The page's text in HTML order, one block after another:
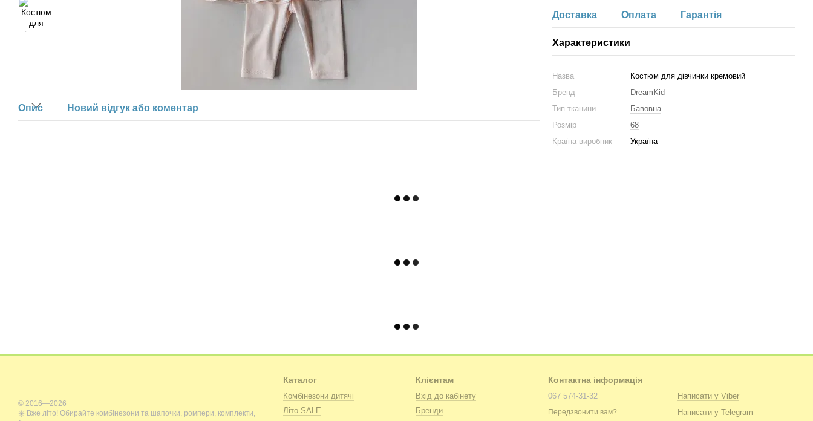
Опис Новий відгук або коментар
Доставка Оплата Гарантія
Характеристики
Назва
Костюм для дівчинки кремовий
Бренд
DreamKid
Тип тканини
Бавовна
Розмір
68
Країна виробник
Україна
© 2016—2026
☀️ Вже літо! Обирайте комбінезони та шапочки, ромпери, комплекти,
Каталог
Комбінезони дитячі
Літо SALE
Клієнтам
Вхід до кабінету
Бренди
Контактна інформація
067 574-31-32
Передзвонити вам?
Написати у Viber
Написати у Telegram